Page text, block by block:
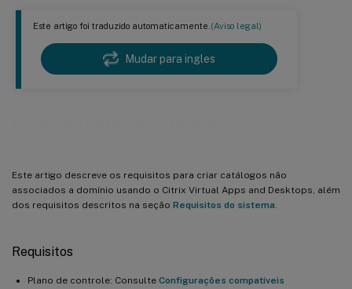
Este artigo foi traduzido automaticamente.(Aviso legal)
Mudar para ingles
Este artigo descreve os requisitos para criar catálogos não
associados a domínio usando o Citrix Virtual Apps and Desktops, além
dos requisitos descritos na seção Requisitos do sistema
Requisitos
Plano de controle: Consulte Configurações compatíveis